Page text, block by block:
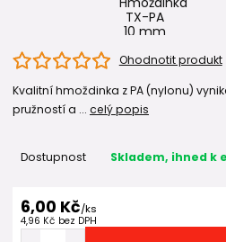
Ohodnotit produkt
Kvalitní hmoždinka z PA (nylonu)
pružností a ... celý popis
Dostupnost Skladem, ihned k
6,00 Kč/ks
4,96 Kč bez DPH